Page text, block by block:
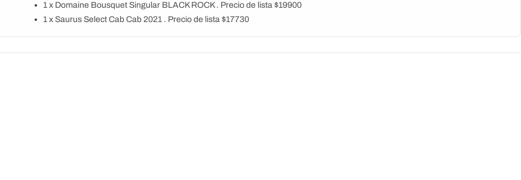
1 x Domaine Bousquet Singular BLACK ROCK . Precio de lista $19900
1 x Saurus Select Cab Cab 2021 . Precio de lista $17730